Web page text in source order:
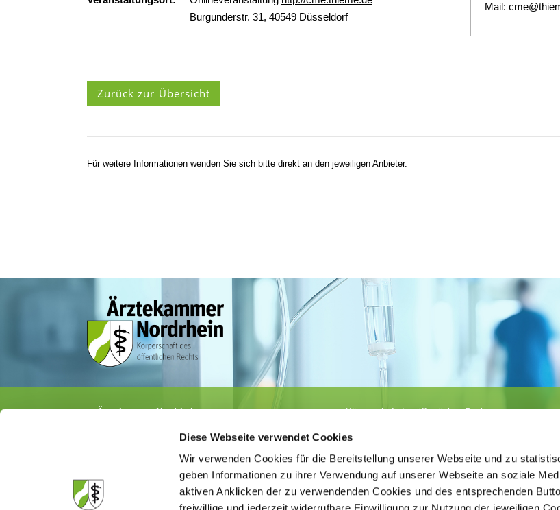
Diese Webseite verwendet Cookies
Wir verwenden Cookies für die Bereitstellung unserer Webseite und zu
geben Informationen zu ihrer Verwendung auf unserer Webseite an soziale
aktiven Anklicken der zu verwendenden Cookies und des entsprechenden
Burgunderstr. 31, 40549 Düsseldorf
Mail:
Zurück zur Übersicht
Für weitere Informationen wenden Sie sich bitte direkt an den jeweiligen Anbieter.
Ärztekammer Nordrhein
· Fax 0211 / 4302 2009
aerztekammer@aekno.de
Körperschaft des öffentlichen Rechts